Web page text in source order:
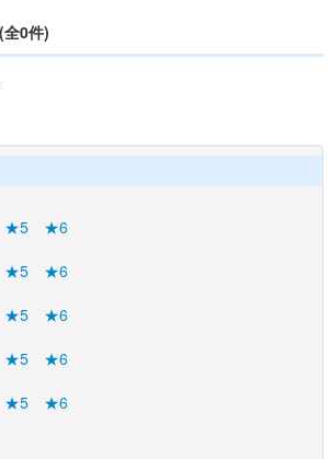
0件)
★5
★6
★5
★6
★5
★6
★5
★6
★5
★6